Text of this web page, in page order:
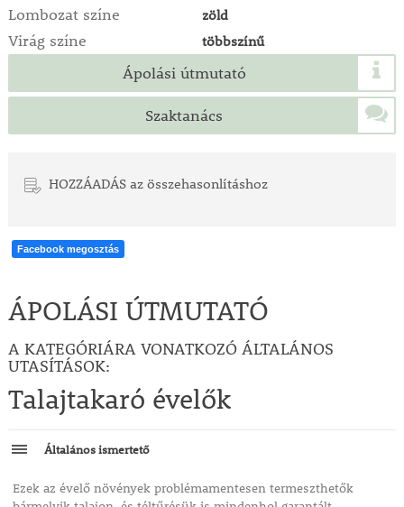
Lombozat színe zöld
Virág színe többszínű
Ápolási útmutató
Szaktanács
HOZZÁADÁS az összehasonlításhoz
Facebook megosztás
ÁPOLÁSI ÚTMUTATÓ
A KATEGÓRIÁRA VONATKOZÓ ÁLTALÁNOS
UTASÍTÁSOK:
Talajtakaró évelők
Általános ismertető
Ezek az évelő növények problémamentesen termeszthetők